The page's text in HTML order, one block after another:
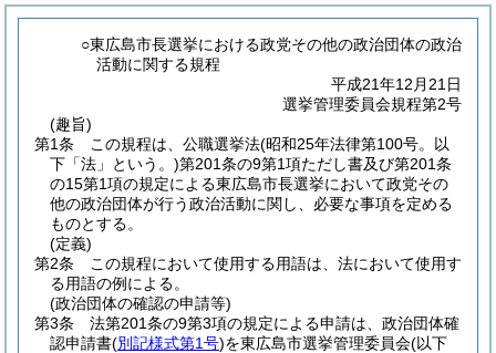
○東広島市長選挙における政党その他の政治団体の政治
活動に関する規程
平成21年12月21日
選挙管理委員会規程第2号
(趣旨)
第1条
この規程は、公職選挙法(昭和25年法律第100号。以
下「法」という。)第201条の9第1項ただし書及び第201条
の15第1項の規定による東広島市長選挙において政党その
他の政治団体が行う政治活動に関し、必要な事項を定める
ものとする。
(定義)
第2条
この規程において使用する用語は、法において使用す
る用語の例による。
(政治団体の確認の申請等)
第3条
法第201条の9第3項の規定による申請は、政治団体確
認申請書(別記様式第1号)を東広島市選挙管理委員会(以下